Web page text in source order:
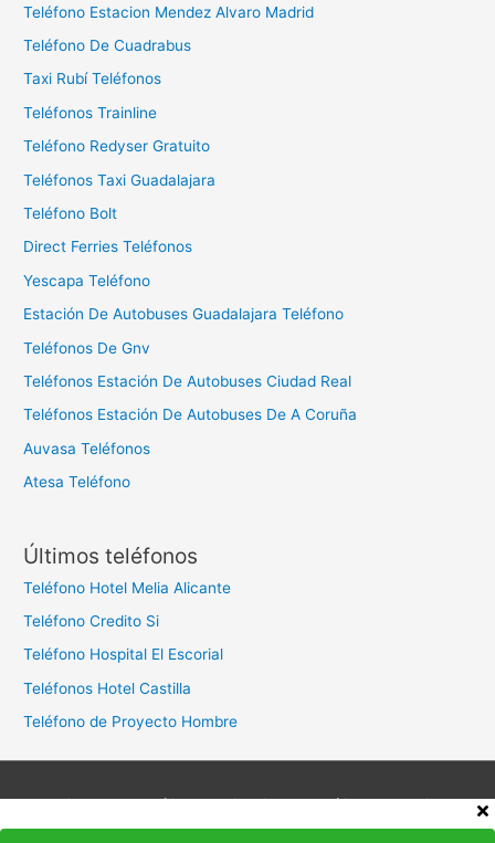
:
Teléfono Estacion Mendez Alvaro Madrid
Teléfono De Cuadrabus
Taxi Rubí Teléfonos
Teléfonos Trainline
Teléfono Redyser Gratuito
Teléfonos Taxi Guadalajara
Teléfono Bolt
Direct Ferries Teléfonos
Yescapa Teléfono
Estación De Autobuses Guadalajara Teléfono
Teléfonos De Gnv
Teléfonos Estación De Autobuses Ciudad Real
Teléfonos Estación De Autobuses De A Coruña
Auvasa Teléfonos
Atesa Teléfono
Últimos teléfonos
Teléfono Hotel Melia Alicante
Teléfono Credito Si
Teléfono Hospital El Escorial
Teléfonos Hotel Castilla
Teléfono de Proyecto Hombre
Aviso legal Política de privacidad
Política de cookies
Contacto